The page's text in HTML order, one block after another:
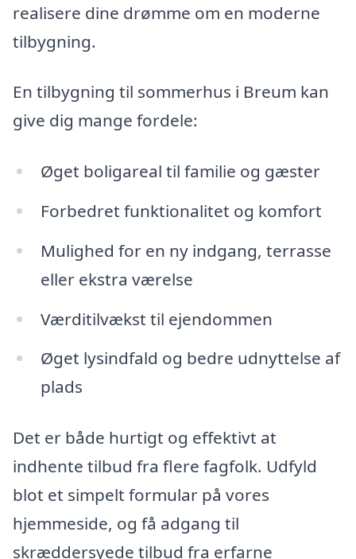
realisere dine drømme om en moderne
tilbygning.
En tilbygning til sommerhus i Breum kan
give dig mange fordele:
Øget boligareal til familie og gæster
Forbedret funktionalitet og komfort
Mulighed for en ny indgang, terrasse
eller ekstra værelse
Værditilvækst til ejendommen
Øget lysindfald og bedre udnyttelse af
plads
Det er både hurtigt og effektivt at
indhente tilbud fra flere fagfolk. Udfyld
blot et simpelt formular på vores
hjemmeside, og få adgang til
skræddersyede tilbud fra erfarne